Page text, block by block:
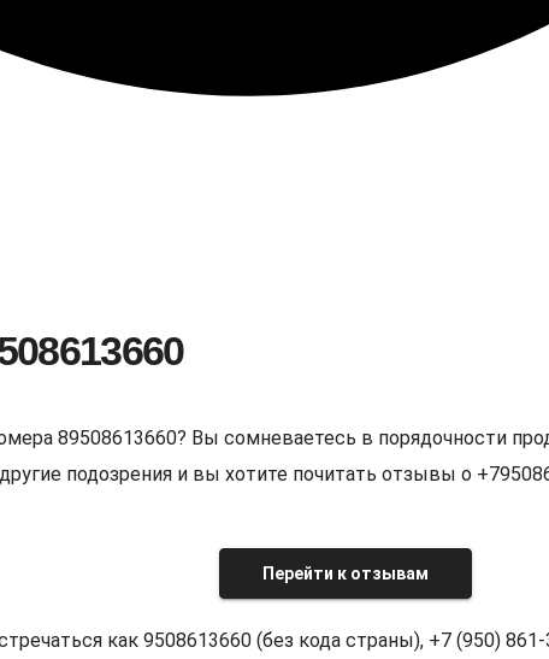
89508613660? Вы сомневаетесь в порядочности
подозрения и вы хотите почитать отзывы о
Перейти к отзывам
как 9508613660 (без кода страны), +7 (950)